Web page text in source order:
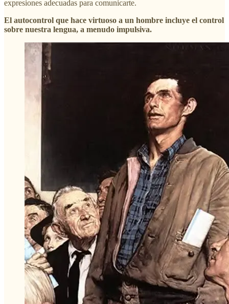
expresiones adecuadas para comunicarte.
El autocontrol que hace virtuoso a un hombre incluye el control
sobre nuestra lengua, a menudo impulsiva.